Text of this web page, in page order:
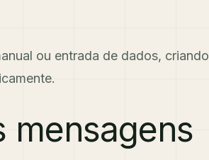
ou entrada de dados, criando
mensagens